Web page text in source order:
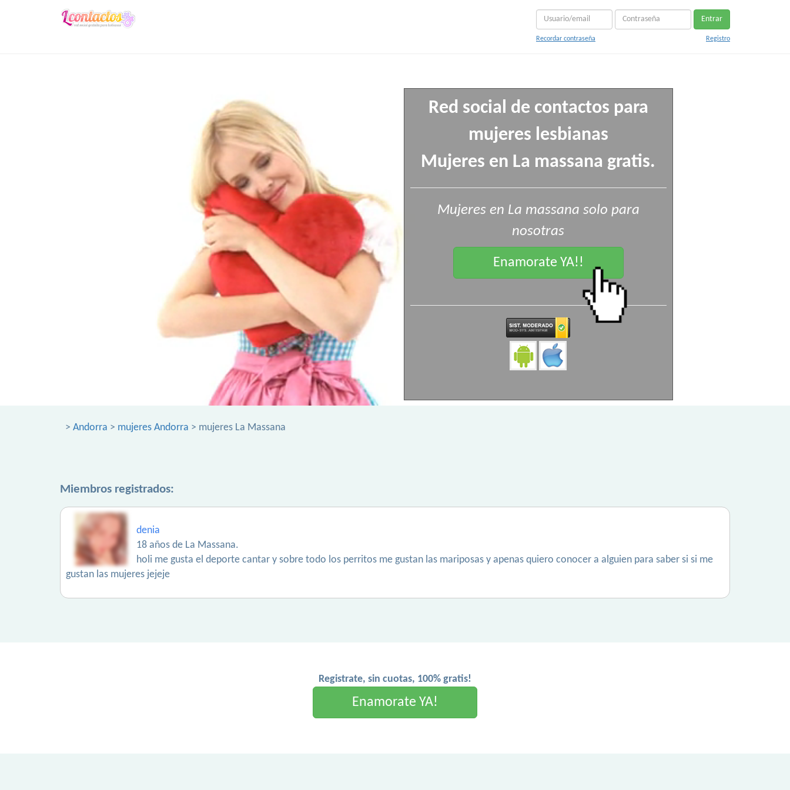
Entrar
Recordar contraseña Registro
Red social de contactos para
mujeres lesbianas
Mujeres en La massana gratis.
Mujeres en La massana solo para
nosotras
Enamorate YA!!
> Andorra > mujeres Andorra > mujeres La Massana
Miembros registrados:
denia
18 años de La Massana.
holi me gusta el deporte cantar y sobre todo los perritos me gustan las mariposas y apenas quiero conocer a alguien para saber si si me
gustan las mujeres jejeje
Registrate, sin cuotas, 100% gratis!
Enamorate YA!